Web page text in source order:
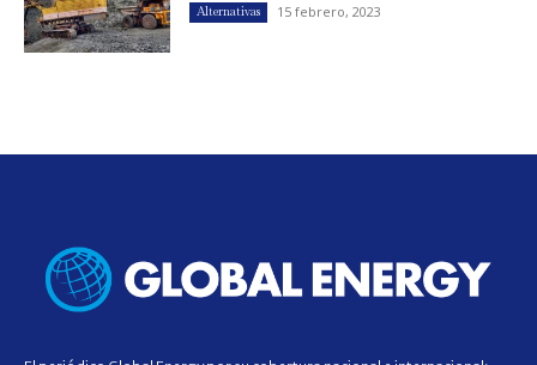
Alternativas 15 febrero, 2023